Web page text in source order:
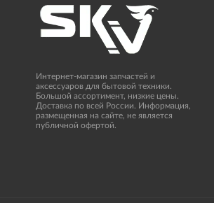
Интернет-магазин запчастей и
аксессуаров для бытовой техники.
Большой ассортимент, низкие цены.
Доставка по всей России. Информация,
размещенная на сайте, не является
публичной офертой.